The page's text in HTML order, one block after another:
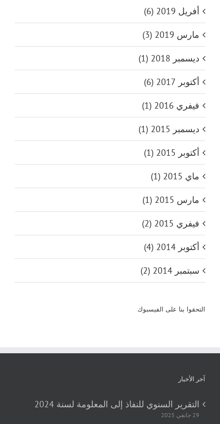
أفريل 2019 (6)
مارس 2019 (3)
ديسمبر 2018 (1)
أكتوبر 2017 (6)
فيفري 2016 (1)
ديسمبر 2015 (1)
أكتوبر 2015 (1)
ماي 2015 (1)
مارس 2015 (1)
فيفري 2015 (2)
أكتوبر 2014 (4)
سبتمبر 2014 (2)
التحقوا بنا على الفيسبوك
آخر الأخبار
التقرير السنوي للنفاذ إلى المعلومة لسنة 2024
29 جانفي 2025